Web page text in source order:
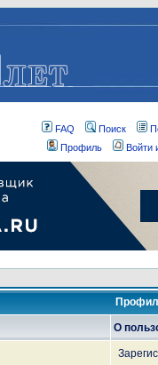
FAQ Поиск
Профиль
Войти
О